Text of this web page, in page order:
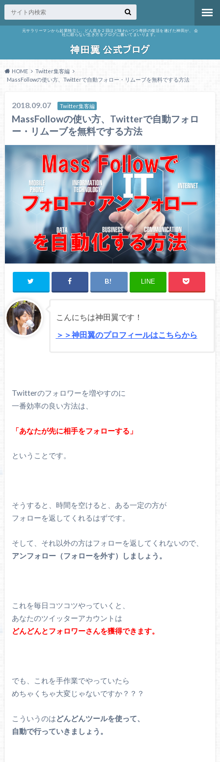
元サラリーマンから起業独立し、どん底を２回ほど味わいつつ奇跡の復活を遂げた神田が、 会
社に頼らない生き方をブログに書いてまいります。
HOME
Twitter集客編
MassFollowの使い方、Twitterで自動フォロー・リムーブを無料でする方法
2018.09.07 Twitter集客編
MassFollowの使い方、Twitterで自動フォロ
ー・リムーブを無料でする方法
LINE
こんにちは神田翼です！
＞＞神田翼のプロフィールはこちらから
Twitterのフォロワーを増やすのに
一番効率の良い方法は、
「あなたが先に相手をフォローする」
ということです。
そうすると、時間を空けると、ある一定の方が
フォローを返してくれるはずです。
そして、それ以外の方はフォローを返してくれないので、
アンフォロー（フォローを外す）しましょう。
これを毎日コツコツやっていくと、
あなたのツイッターアカウントは
どんどんとフォロワーさんを獲得できます。
でも、これを手作業でやっていたら
めちゃくちゃ大変じゃないですか？？？
こういうのはどんどんツールを使って、
自動で行っていきましょう。